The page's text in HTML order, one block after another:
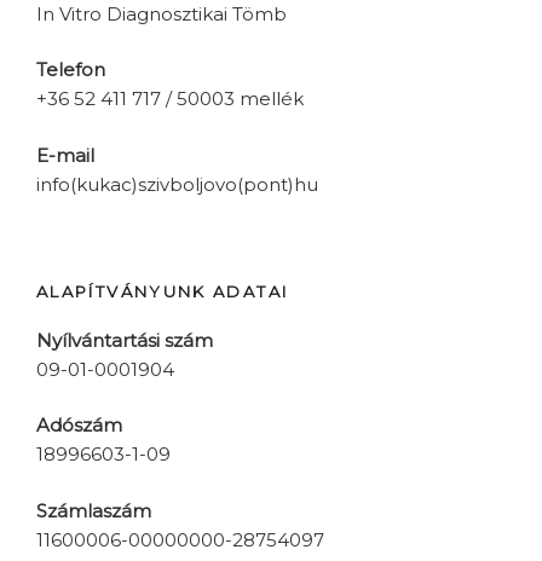
In Vitro Diagnosztikai Tömb
Telefon
+36 52 411 717 / 50003 mellék
E-mail
info(kukac)szivboljovo(pont)hu
ALAPÍTVÁNYUNK ADATAI
Nyílvántartási szám
09-01-0001904
Adószám
18996603-1-09
Számlaszám
11600006-00000000-28754097